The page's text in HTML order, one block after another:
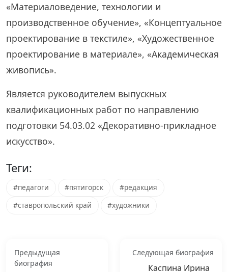
«Материаловедение, технологии и
производственное обучение», «Концептуальное
проектирование в текстиле», «Художественное
проектирование в материале», «Академическая
живопись».
Является руководителем выпускных
квалификационных работ по направлению
подготовки 54.03.02 «Декоративно-прикладное
искусство».
Теги:
#педагоги #пятигорск
#редакция
#ставропольский край
#художники
Предыдущая
биография
Следующая биография
Каспина Ирина